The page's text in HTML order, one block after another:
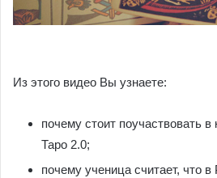
Из этого видео Вы узнаете:
почему стоит поучаствовать
Таро 2.0;
почему ученица считает, что в